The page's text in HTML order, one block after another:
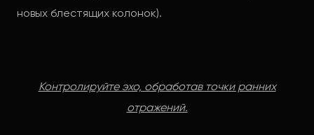
новых блестящих колонок).
Контролируйте эхо, обработав точки ранних
отражений.